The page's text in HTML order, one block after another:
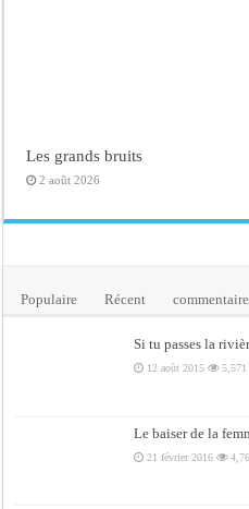
Les grands bruits
2 août 2026
Populaire Récent
Si tu passes la
12 août 2015 5,571
Le baiser de la
21 février 2016